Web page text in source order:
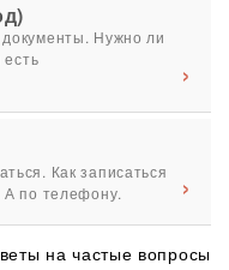
Нужно ли
Как записаться
по телефону.
на частые вопросы